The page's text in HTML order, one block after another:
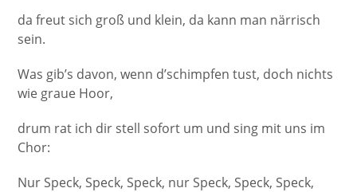
da freut sich groß und klein, da kann man närrisch
sein.
Was gib’s davon, wenn d’schimpfen tust, doch nichts
wie graue Hoor,
drum rat ich dir stell sofort um und sing mit uns im
Chor:
Nur Speck, Speck, Speck, nur Speck, Speck, Speck,